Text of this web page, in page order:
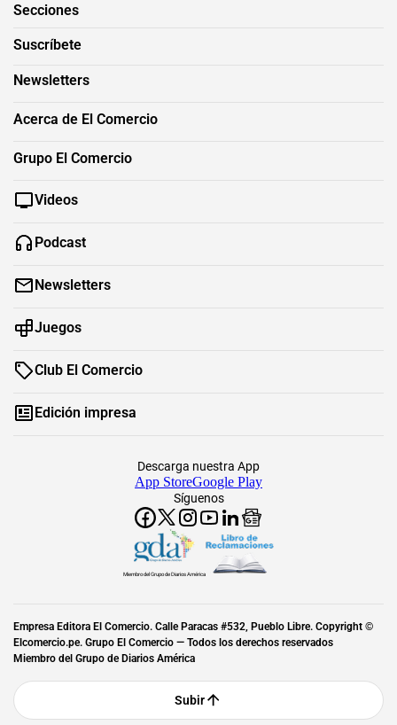
Secciones
Suscríbete
Newsletters
Acerca de El Comercio
Grupo El Comercio
Videos
Podcast
Newsletters
Juegos
Club El Comercio
Edición impresa
Síguenos
Descarga nuestra App
App StoreGoogle Play
Miembro del Grupo de Diarios América
Empresa Editora El Comercio. Calle Paracas #532, Pueblo Libre. Copyright ©
Elcomercio.pe. Grupo El Comercio — Todos los derechos reservados
Miembro del Grupo de Diarios América
Subir